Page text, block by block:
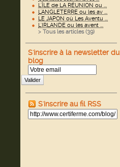
L'ÎLE de LA RÉUNION ou ...
L'ANGLETERRE ou les av ...
LE JAPON où Les Aventu ...
L'IRLANDE ou les avent ...
> Tous les articles (39)
S'inscrire à la newsletter du
blog
Valider
S'inscrire au fil RSS